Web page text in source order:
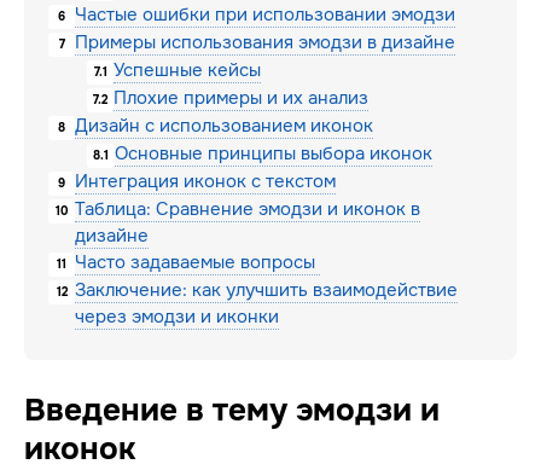
6 Частые ошибки при использовании эмодзи
7 Примеры использования эмодзи в дизайне
7.1 Успешные кейсы
7.2 Плохие примеры и их анализ
8 Дизайн с использованием иконок
8.1 Основные принципы выбора иконок
9 Интеграция иконок с текстом
10 Таблица: Сравнение эмодзи и иконок в
дизайне
11 Часто задаваемые вопросы
12 Заключение: как улучшить взаимодействие
через эмодзи и иконки
Введение в тему эмодзи и
иконок